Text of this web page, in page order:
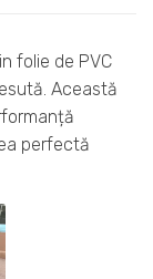
folie de PVC
Această
perfectă